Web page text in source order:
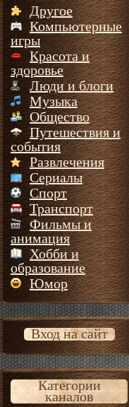
Другое
Компьютерные
игры
Красота и
здоровье
Люди и блоги
Музыка
Общество
Путешествия и
события
Развлечения
Сериалы
Спорт
Транспорт
Фильмы и
анимация
Хобби и
образование
Юмор
Вход на сайт
Категории
каналов